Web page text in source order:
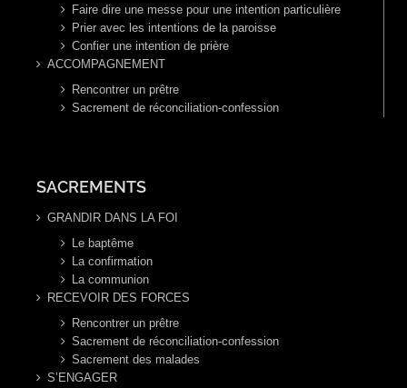
Faire dire une messe pour une intention particulière
Prier avec les intentions de la paroisse
Confier une intention de prière
ACCOMPAGNEMENT
Rencontrer un prêtre
Sacrement de réconciliation-confession
SACREMENTS
GRANDIR DANS LA FOI
Le baptême
La confirmation
La communion
RECEVOIR DES FORCES
Rencontrer un prêtre
Sacrement de réconciliation-confession
Sacrement des malades
S’ENGAGER